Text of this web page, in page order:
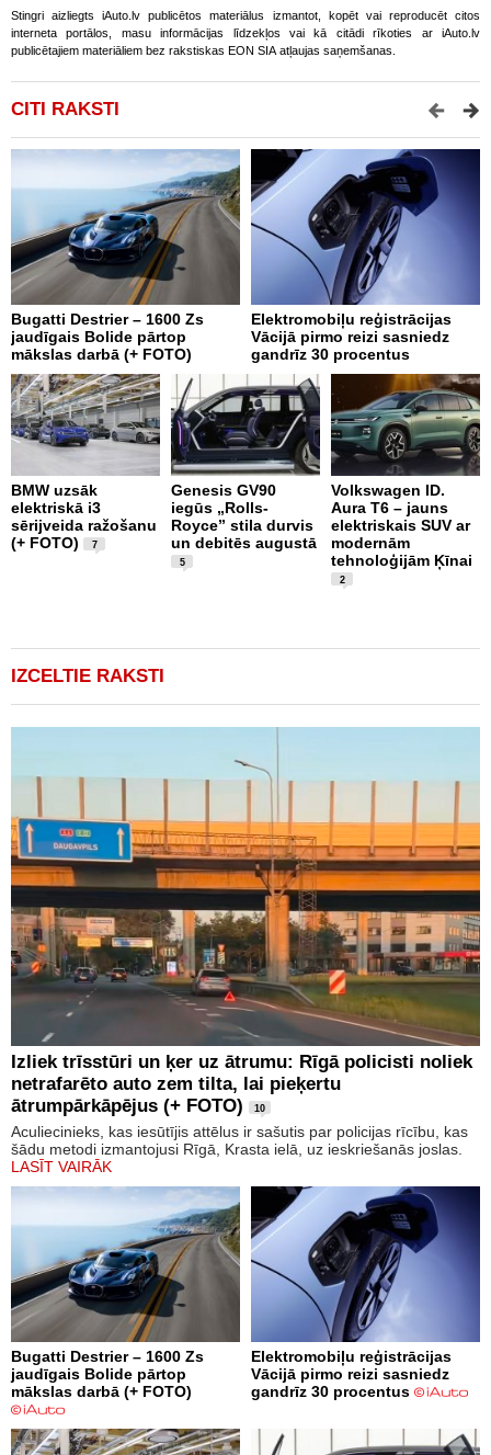
Stingri aizliegts iAuto.lv publicētos materiālus izmantot, kopēt vai reproducēt citos
interneta portālos, masu informācijas līdzekļos vai kā citādi rīkoties ar iAuto.lv
publicētajiem materiāliem bez rakstiskas EON SIA atļaujas saņemšanas.
CITI RAKSTI
Bugatti Destrier – 1600 Zs
jaudīgais Bolide pārtop
mākslas darbā (+ FOTO)
Elektromobiļu reģistrācijas
Vācijā pirmo reizi sasniedz
gandrīz 30 procentus
BMW uzsāk
elektriskā i3
sērijveida ražošanu
(+ FOTO)
7
Genesis GV90
iegūs „Rolls-
Royce” stila durvis
un debitēs augustā
5
Volkswagen ID.
Aura T6 – jauns
elektriskais SUV ar
modernām
tehnoloģijām Ķīnai
2
IZCELTIE RAKSTI
Izliek trīsstūri un ķer uz ātrumu: Rīgā policisti noliek
netrafarēto auto zem tilta, lai pieķertu
ātrumpārkāpējus (+ FOTO)
10
Aculiecinieks, kas iesūtījis attēlus ir sašutis par policijas rīcību, kas
šādu metodi izmantojusi Rīgā, Krasta ielā, uz ieskriešanās joslas.
LASĪT VAIRĀK
Bugatti Destrier – 1600 Zs
jaudīgais Bolide pārtop
mākslas darbā (+ FOTO)
Elektromobiļu reģistrācijas
Vācijā pirmo reizi sasniedz
gandrīz 30 procentus